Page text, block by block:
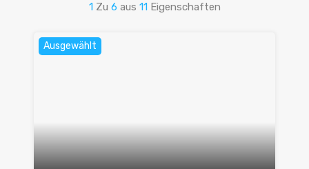
1 Zu 6 aus 11 Eigenschaften
Ausgewählt